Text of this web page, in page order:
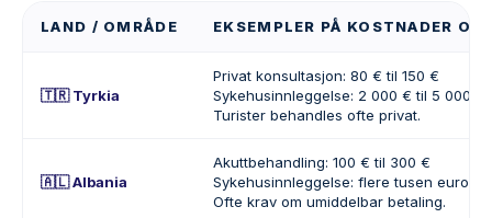
LAND / OMRÅDE EKSEMPLER PÅ KOSTNADER
🇹🇷 Tyrkia
Privat konsultasjon: 80 € til 150 €
Sykehusinnleggelse: 2 000 € til 5 000 €
Turister behandles ofte privat.
🇦🇱 Albania
Akuttbehandling: 100 € til 300 €
Sykehusinnleggelse: flere tusen euro
Ofte krav om umiddelbar betaling.